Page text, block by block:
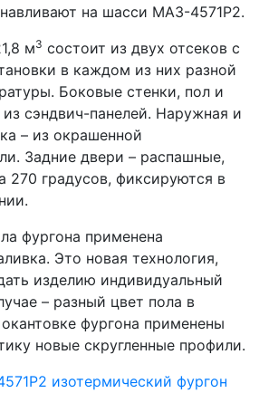
на шасси МАЗ-4571P2.
м3 состоит из двух отсеков с
в каждом из них разной
Боковые стенки, пол и
сэндвич-панелей. Наружная и
– из окрашенной
Задние двери – распашные,
270 градусов, фиксируются в
фургона применена
Это новая технология,
изделию индивидуальный
– разный цвет пола в
фургона применены
новые скругленные профили.
изотермический фургон